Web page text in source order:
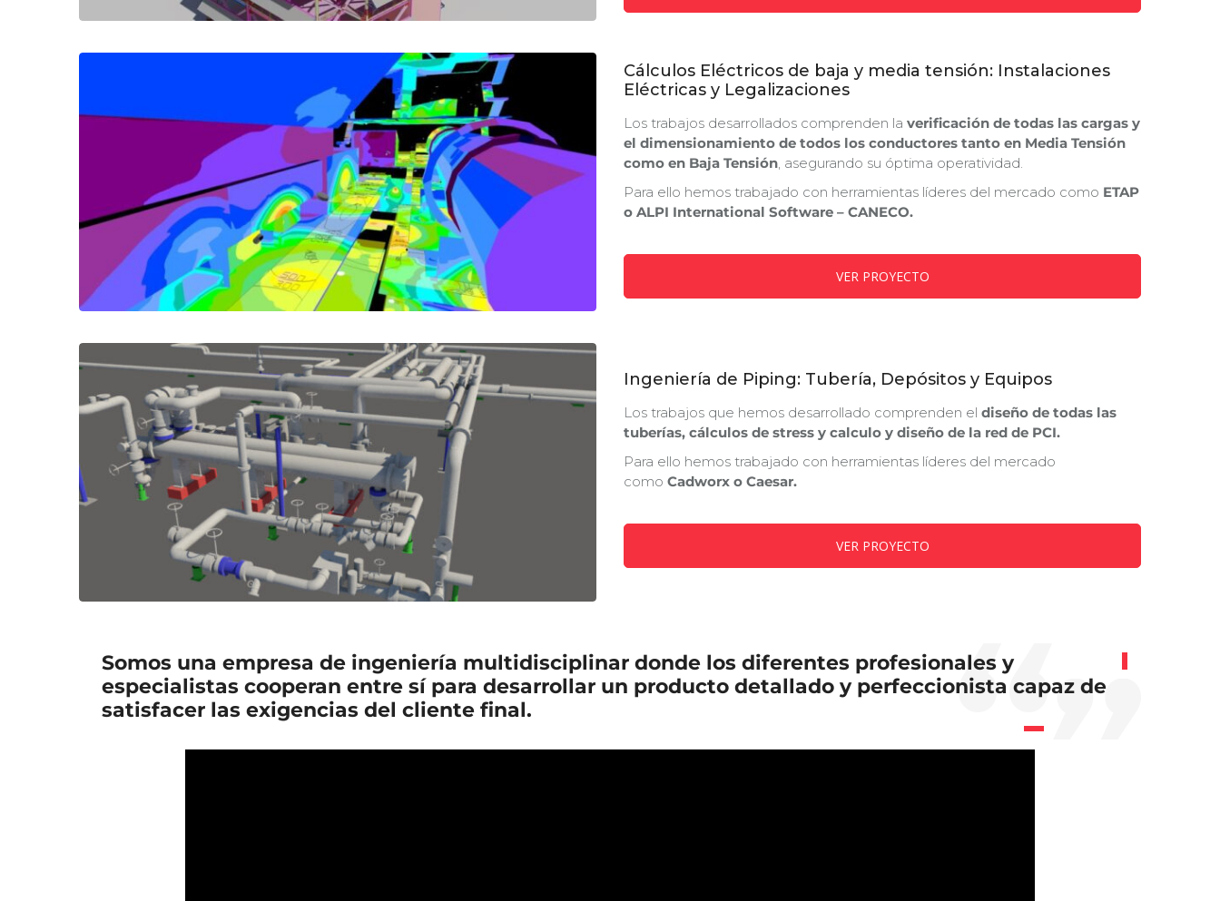
Cálculos Eléctricos de baja y media tensión: Instalaciones
Eléctricas y Legalizaciones
Los trabajos desarrollados comprenden la verificación de todas las cargas y
el dimensionamiento de todos los conductores tanto en Media Tensión
como en Baja Tensión , asegurando su óptima operatividad.
Para ello hemos trabajado con herramientas líderes del mercado como ETAP
o ALPI International Software – CANECO.
VER PROYECTO
Ingeniería de Piping: Tubería, Depósitos y Equipos
Los trabajos que hemos desarrollado comprenden el diseño de todas las
tuberías, cálculos de stress y calculo y diseño de la red de PCI.
Para ello hemos trabajado con herramientas líderes del mercado
como Cadworx o Caesar.
VER PROYECTO
Somos una empresa de ingeniería multidisciplinar donde los diferentes profesionales y
especialistas cooperan entre sí para desarrollar un producto detallado y perfeccionista capaz de
satisfacer las exigencias del cliente final.